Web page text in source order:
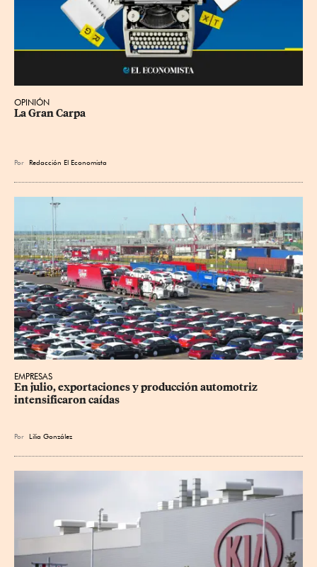
OPINIÓN
La Gran Carpa
Por Redacción El Economista
EMPRESAS
En julio, exportaciones y producción automotriz
intensificaron caídas
Por Lilia González